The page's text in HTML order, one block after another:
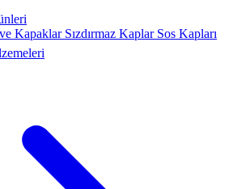
Kapaklar Sızdırmaz Kaplar Sos Kapları